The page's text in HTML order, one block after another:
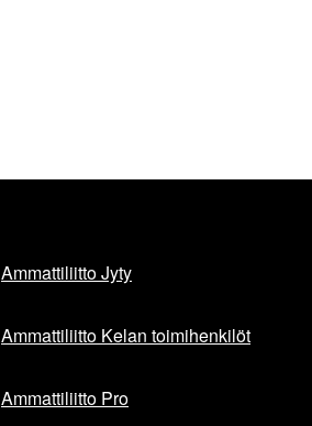
Ammattiliitto Jyty
Ammattiliitto Kelan toimihenkilöt
Ammattiliitto Pro